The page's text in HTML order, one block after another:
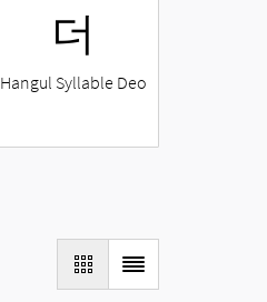
더
Hangul Syllable Deo